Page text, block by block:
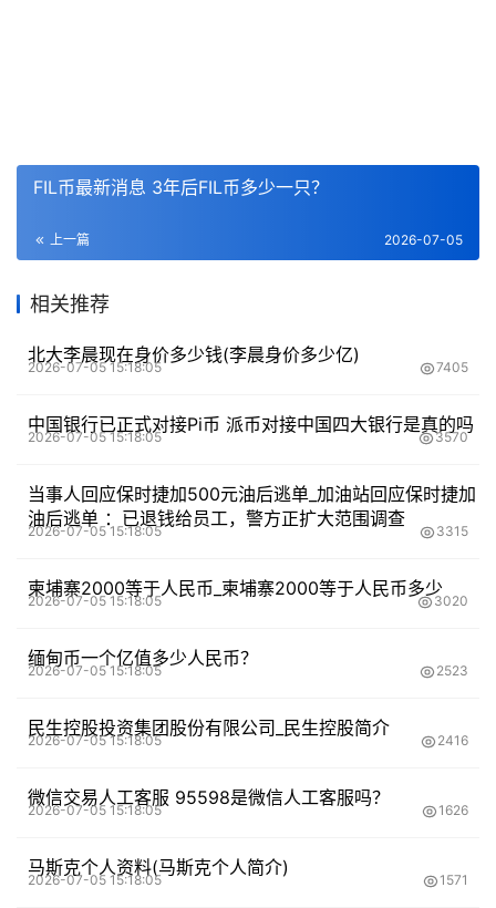
FIL币最新消息 3年后FIL币多少一只？
上一篇 2026-07-05
相关推荐
北大李晨现在身价多少钱(李晨身价多少亿)
2026-07-05 15:18:05 7405
中国银行已正式对接Pi币 派币对接中国四大银行是真的吗
2026-07-05 15:18:05 3570
当事人回应保时捷加500元油后逃单_加油站回应保时捷加
油后逃单 ：已退钱给员工，警方正扩大范围调查
2026-07-05 15:18:05 3315
柬埔寨2000等于人民币_柬埔寨2000等于人民币多少
2026-07-05 15:18:05 3020
缅甸币一个亿值多少人民币？
2026-07-05 15:18:05 2523
民生控股投资集团股份有限公司_民生控股简介
2026-07-05 15:18:05 2416
微信交易人工客服 95598是微信人工客服吗？
2026-07-05 15:18:05 1626
马斯克个人资料(马斯克个人简介)
2026-07-05 15:18:05 1571